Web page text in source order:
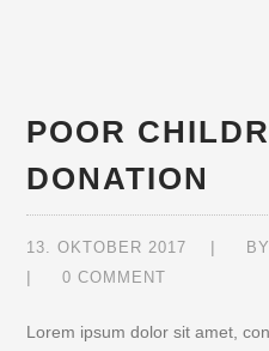
POOR
DONATION
13. OKTOBER 2017 BY
0 COMMENT
Lorem ipsum dolor sit amet,